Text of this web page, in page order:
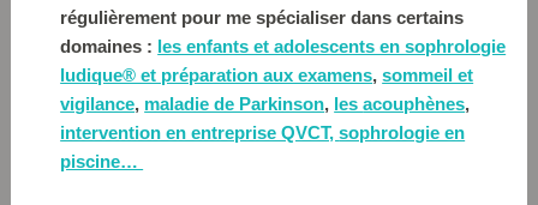
régulièrement pour me spécialiser dans certains
domaines : les enfants et adolescents en sophrologie
ludique® et préparation aux examens,sommeil et
vigilance, maladie de Parkinson, lesacouphènes,
intervention en entreprise QVCT,sophrologie en
piscine…